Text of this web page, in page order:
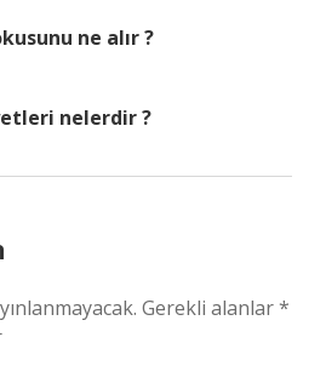
ne alır ?
nelerdir ?
Gerekli alanlar*